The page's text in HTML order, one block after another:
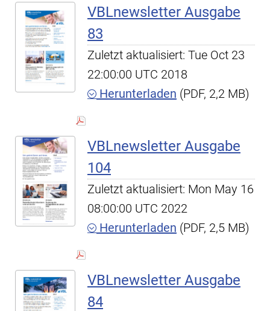
VBLnewsletter Ausgabe
83
Zuletzt aktualisiert: Tue Oct 23
22:00:00 UTC 2018
Herunterladen (PDF, 2,2 MB)
VBLnewsletter Ausgabe
104
Zuletzt aktualisiert: Mon May 16
08:00:00 UTC 2022
Herunterladen (PDF, 2,5 MB)
VBLnewsletter Ausgabe
84